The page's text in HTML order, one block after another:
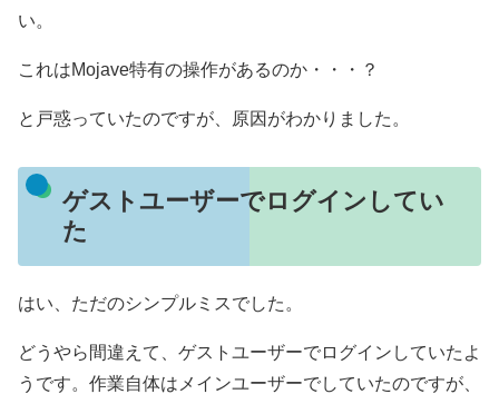
い。
これはMojave特有の操作があるのか・・・？
と戸惑っていたのですが、原因がわかりました。
ゲストユーザーでログインしてい
た
はい、ただのシンプルミスでした。
どうやら間違えて、ゲストユーザーでログインしていたよ
うです。作業自体はメインユーザーでしていたのですが、